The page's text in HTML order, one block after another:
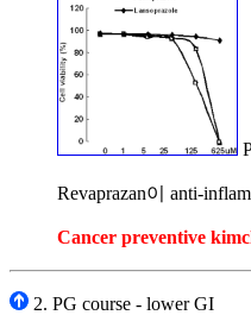
Revaprazan이 anti-
Cancer preventive
2. PG course - lower GI